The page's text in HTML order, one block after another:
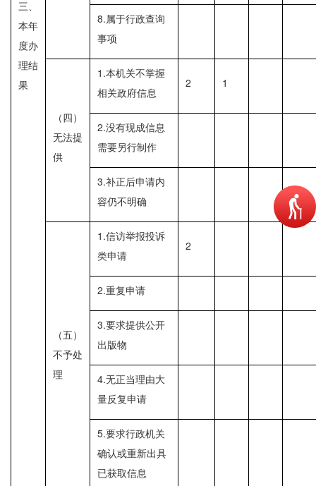
三、
本年
度办
理结
果
8.属于行政查询
事项
（四）
无法提
供
1.本机关不掌握
相关政府信息
2 1
2.没有现成信息
需要另行制作
3.补正后申请内
容仍不明确
（五）
不予处
理
1.信访举报投诉
类申请
2
2.重复申请
3.要求提供公开
出版物
4.无正当理由大
量反复申请
5.要求行政机关
确认或重新出具
已获取信息